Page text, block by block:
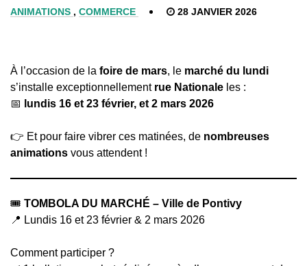
ANIMATIONS , COMMERCE 28 JANVIER 2026
À l’occasion de la foire de mars, le marché du lundi
s’installe exceptionnellement rue Nationale les :
📅
lundis 16 et 23 février, et 2 mars 2026
👉 Et pour faire vibrer ces matinées, de nombreuses
animations vous attendent !
🎟️ TOMBOLA DU MARCHÉ – Ville de Pontivy
📍 Lundis 16 et 23 février & 2 mars 2026
Comment participer ?